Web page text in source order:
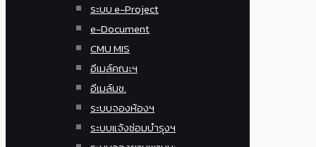
ระบบ e-Project
e-Document
CMU MIS
อีเมล์คณะฯ
อีเมล์มช.
ระบบจองห้องฯ
ระบบแจ้งซ่อมบำรุงฯ